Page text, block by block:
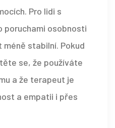
Pro lidi s
poruchami osobnosti
stabilní. Pokud
se, že používáte
a že terapeut je
a empatii i přes